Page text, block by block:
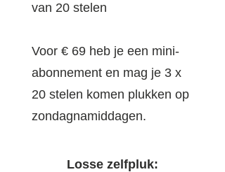
van 20 stelen
Voor € 69 heb je een mini-
abonnement en mag je 3 x
20 stelen komen plukken op
zondagnamiddagen.
Losse zelfpluk: